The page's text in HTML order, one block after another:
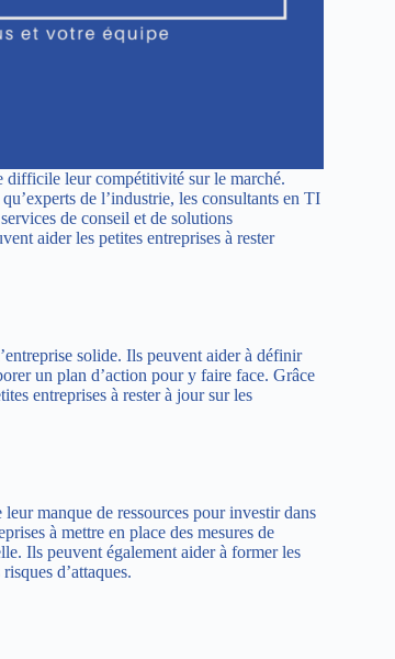
difficile leur compétitivité sur le marché.
de l’industrie, les consultants en TI
de conseil et de solutions
aider les petites entreprises à rester
solide. Ils peuvent aider à définir
un plan d’action pour y faire face. Grâce
entreprises à rester à jour sur les
manque de ressources pour investir dans
à mettre en place des mesures de
Ils peuvent également aider à former les
d’attaques.